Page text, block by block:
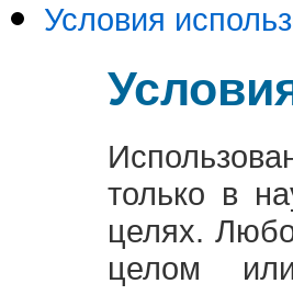
Условия
только в
целях.
целом